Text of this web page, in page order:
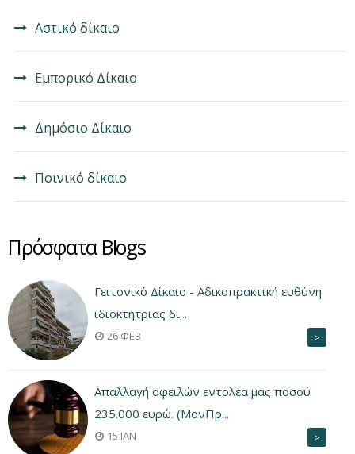
Αστικό δίκαιο
Εμπορικό Δίκαιο
Δημόσιο Δίκαιο
Ποινικό δίκαιο
Πρόσφατα Blogs
Γειτονικό Δίκαιο - Αδικοπρακτική ευθύνη
ιδιοκτήτριας δι...
26 ΦΕΒ >
Aπαλλαγή οφειλών εντολέα μας ποσού
235.000 ευρώ. (ΜονΠρ...
15 ΙΑΝ >